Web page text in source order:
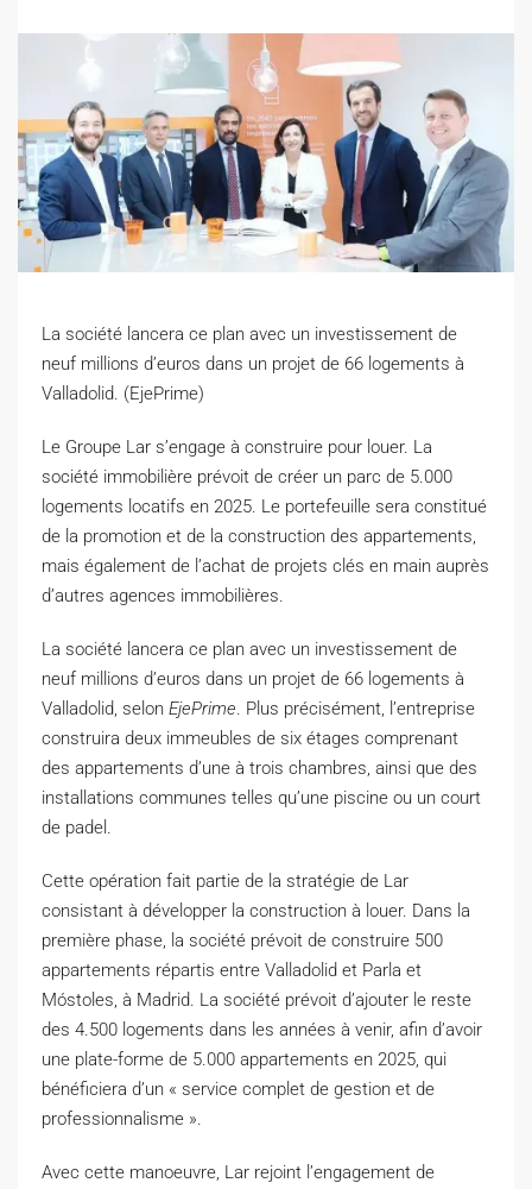
La société lancera ce plan avec un investissement de
neuf millions d’euros dans un projet de 66 logements à
Valladolid. (EjePrime)
Le Groupe Lar s’engage à construire pour louer. La
société immobilière prévoit de créer un parc de 5.000
logements locatifs en 2025. Le portefeuille sera constitué
de la promotion et de la construction des appartements,
mais également de l’achat de projets clés en main auprès
d’autres agences immobilières.
La société lancera ce plan avec un investissement de
neuf millions d’euros dans un projet de 66 logements à
Valladolid, selon EjePrime . Plus précisément, l’entreprise
construira deux immeubles de six étages comprenant
des appartements d’une à trois chambres, ainsi que des
installations communes telles qu’une piscine ou un court
de padel.
Cette opération fait partie de la stratégie de Lar
consistant à développer la construction à louer. Dans la
première phase, la société prévoit de construire 500
appartements répartis entre Valladolid et Parla et
Móstoles, à Madrid. La société prévoit d’ajouter le reste
des 4.500 logements dans les années à venir, afin d’avoir
une plate-forme de 5.000 appartements en 2025, qui
bénéficiera d’un « service complet de gestion et de
professionnalisme ».
Avec cette manoeuvre, Lar rejoint l’engagement de